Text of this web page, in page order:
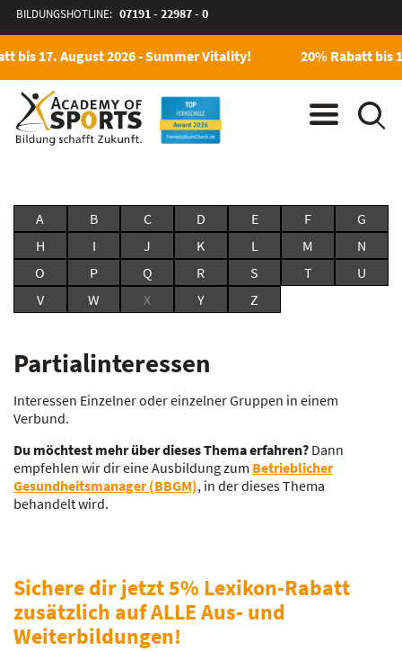
BILDUNGSHOTLINE: 07191 - 22987 - 0
bis 17. August 2026 - Summer Vitality! 20% Rabatt bis
A B C D E F
G
H
I J K L M
N
O
P Q R S T
U
V
W X Y Z
Partialinteressen
Interessen Einzelner oder einzelner Gruppen in einem
Verbund.
Du möchtest mehr über dieses Thema erfahren? Dann
empfehlen wir dir eine Ausbildung zum Betrieblicher
Gesundheitsmanager (BBGM), in der dieses Thema
behandelt wird.
Sichere dir jetzt 5% Lexikon-Rabatt
zusätzlich auf ALLE Aus- und
Weiterbildungen!